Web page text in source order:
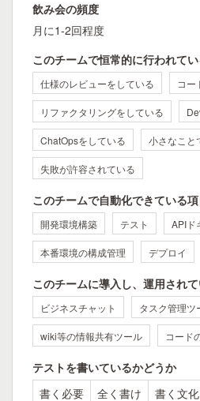
飲み会の頻度
月に1-2回程度
このチームで恒常的に行われて
仕様のレビューをしている コー
リファクタリングをしている
ChatOpsをしている 小さなこと
失敗が許容されている
このチームで自動化できている項
開発環境構築 テスト APIド
本番環境の構成管理 デプロイ
このチームに導入し、運用され
ビジネスチャット タスク管理ツ
wiki等の情報共有ツール コード
テストを書いているかどうか
書く必要
全く書け
書く文化